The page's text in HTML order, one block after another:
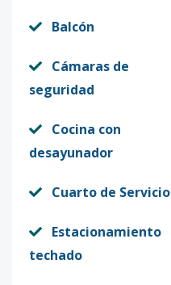
Balcón
Cámaras de
seguridad
Cocina con
desayunador
Cuarto de Servicio
Estacionamiento
techado